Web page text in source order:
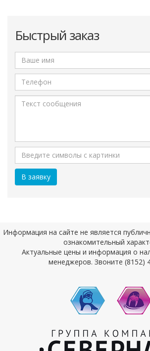
Быстрый заказ
Информация на сайте не является
ознакомительный
Актуальные цены и информация о
менеджеров. Звоните (8152)